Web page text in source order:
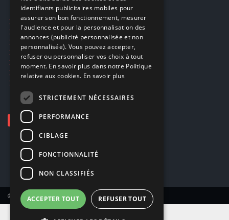
Ecogaming
Expédition & retours
Confidentialité
Conditions générales
EA Sport UFC 6
Call of Duty: Modern Warfare 4
Rachat et revente de jeux en cash
© Copyright 2026 Smartoys SA – Tous droits réservés.
ENGLISH
identifiants publicitaires mobiles pour
assurer son bon fonctionnement, mesurer
l'audience et pour la personnalisation des
annonces (publicité personnalisée et non
personnalisée). Vous pouvez accepter,
refuser ou personnaliser vos choix à tout
moment. En savoir plus dans notre Politique
relative aux cookies. En savoir plus
STRICTEMENT NÉCESSAIRES
PERFORMANCE
CIBLAGE
FONCTIONNALITÉ
NON CLASSIFIÉS
ACCEPTER TOUT REFUSER TOUT